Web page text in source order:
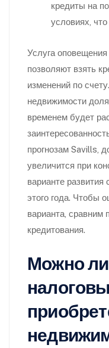
кредиты на
условиях,
Услуга
позволяют взять
изменений по
недвижимости
временем будет
прогнозам Savills,
увеличится при
варианте
этого года. Чтобы
варианта,
кредитования.
Можно